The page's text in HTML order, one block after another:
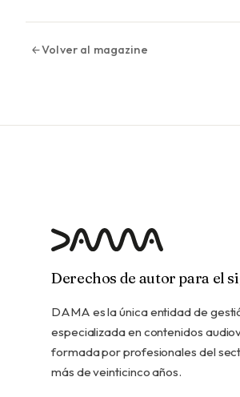
Volver al magazine
Derechos de autor para el
DAMA es la única entidad de
especializada en contenidos
formada por profesionales del
más de veinticinco años.